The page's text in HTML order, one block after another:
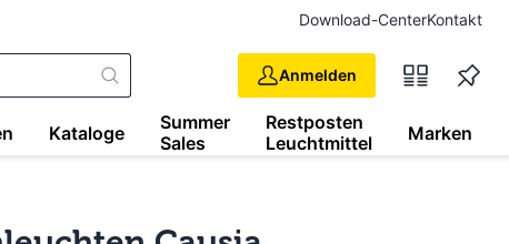
Download-CenterKontakt
Anmelden
Kataloge
Summer
Sales
Restposten
Leuchtmittel
Marken